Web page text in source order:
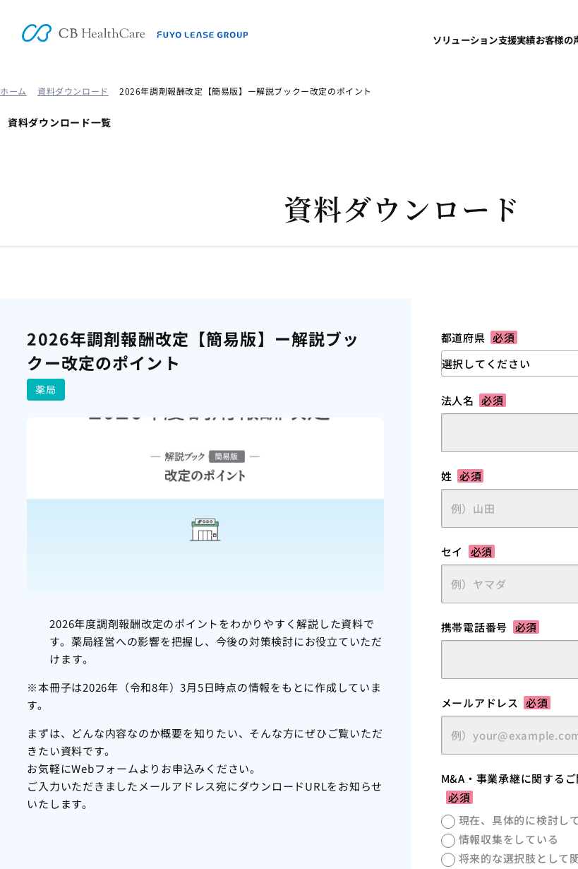
ソリューション支援実績お客様の
ホーム 資料ダウンロード 2026年調剤報酬改定【簡易版】ー解説ブックー改定のポイント
資料ダウンロード一覧
資料ダウンロード
2026年調剤報酬改定【簡易版】ー解説ブッ
クー改定のポイント
薬局
2026年度調剤報酬改定のポイントをわかりやすく解説した資料で
す。薬局経営への影響を把握し、今後の対策検討にお役立ていただ
けます。
※本冊子は2026年（令和8年）3月5日時点の情報をもとに作成していま
す。
まずは、どんな内容なのか概要を知りたい、そんな方にぜひご覧いただ
きたい資料です。
お気軽にWebフォームよりお申込みください。
ご入力いただきましたメールアドレス宛にダウンロードURLをお知らせ
いたします。
都道府県 必須
法人名 必須
姓 必須
セイ 必須
携帯電話番号 必須
メールアドレス 必須
M&A・事業承継に関する
必須
現在、具体的に検討し
情報収集をしている
将来的な選択肢として